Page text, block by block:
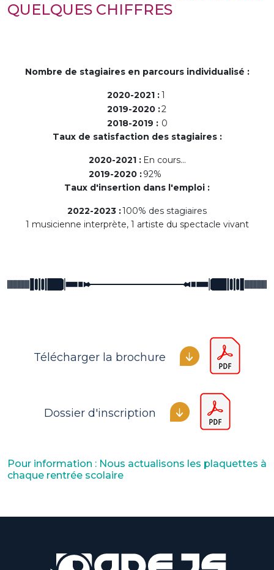
QUELQUES CHIFFRES
Nombre de stagiaires en parcours individualisé :
2020-2021 :1
2019-2020 :2
2018-2019 : 0
Taux de satisfaction des stagiaires :
2020-2021 : En cours...
2019-2020 :92%
Taux d'insertion dans l'emploi :
2022-2023 :100% des stagiaires
1 musicienne interprète, 1 artiste du spectacle vivant
Télécharger la brochure
Dossier d'inscription
Pour information : Nous actualisons les plaquettes à
chaque rentrée scolaire